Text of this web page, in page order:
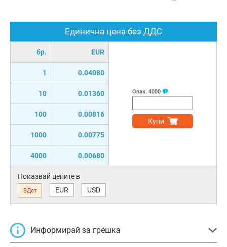
Единична цена без ДДС
бр. EUR
1 0.04080
10 0.01360
100 0.00816
1000 0.00775
4000 0.00680
Опак. 4000
Купи
Показвай цените в
ВДст EUR USD
Информирай за грешка